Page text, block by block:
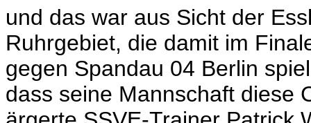
und das war aus Sicht der
Ruhrgebiet, die damit im
gegen Spandau 04 Berlin
dass seine Mannschaft diese